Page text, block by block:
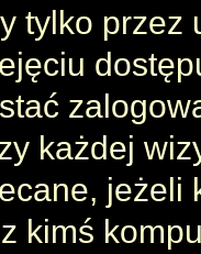
tylko
każdej
jeżeli
kimś